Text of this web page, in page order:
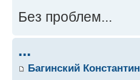
Без проблем...
...
Багинский Константин